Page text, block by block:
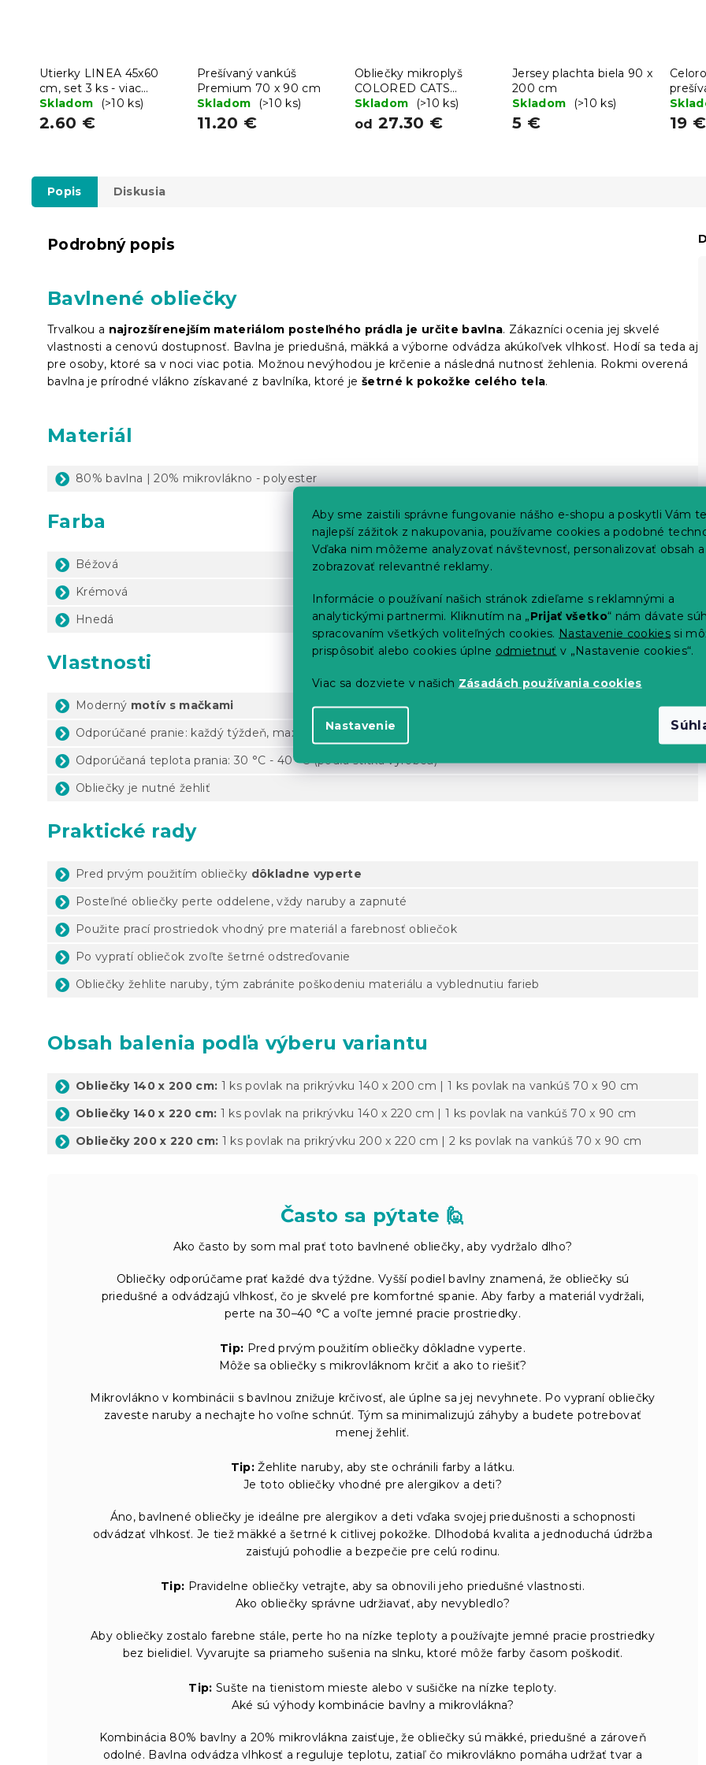
Aby sme zaistili správne fungovanie nášho e-shopu a poskytli Vám
najlepší zážitok z nakupovania, používame cookies a podobné
Vďaka nim môžeme analyzovať návštevnosť, personalizovať obsah a
zobrazovať relevantné reklamy.
Informácie o používaní našich stránok zdieľame s reklamnými a
analytickými partnermi. Kliknutím na „Prijať všetko“ nám dávate
spracovaním všetkých voliteľných cookies. Nastavenie cookies si
prispôsobiť alebo cookies úplne odmietnuť v „Nastavenie cookies“.
Viac sa dozviete v našich Zásadách používania cookies
Nastavenie
Utierky LINEA 45x60
cm, set 3 ks - viac
variantov
Skladom (>10 ks)
2.60 €
Prešívaný vankúš
Premium 70 x 90 cm
Skladom
(>10 ks)
11.20 €
Obliečky mikroplyš
COLORED CATS
krémové
Skladom (>10 ks)
od 27.30 €
Jersey plachta biela 90 x
200 cm
Skladom
(>10 ks)
5 €
s
90
19 €
Popis Diskusia
Podrobný popis
Bavlnené obliečky
Trvalkou a najrozšírenejším materiálom posteľného prádla je určite bavlna. Zákazníci ocenia jej skvelé
vlastnosti a cenovú dostupnosť. Bavlna je priedušná, mäkká a výborne odvádza akúkoľvek vlhkosť. Hodí sa teda aj
pre osoby, ktoré sa v noci viac potia. Možnou nevýhodou je krčenie a následná nutnosť žehlenia. Rokmi overená
bavlna je prírodné vlákno získavané z bavlníka, ktoré ješetrné k pokožke celého tela.
Materiál
80% bavlna | 20% mikrovlákno - polyester
Farba
Béžová
Krémová
Hnedá
Vlastnosti
Moderný motív s mačkami
Odporúčané pranie: každý týždeň, maximálne 1x za 14 dní
Odporúčaná teplota prania: 30 °C - 40 °C (podľa štítka výrobcu)
Obliečky je nutné žehliť
Praktické rady
Pred prvým použitím obliečky dôkladne vyperte
Posteľné obliečky perte oddelene, vždy naruby a zapnuté
Použite prací prostriedok vhodný pre materiál a farebnosť obliečok
Po vypratí obliečok zvoľte šetrné odstreďovanie
Obliečky žehlite naruby, tým zabránite poškodeniu materiálu a vyblednutiu farieb
Obsah balenia podľa výberu variantu
Obliečky 140 x 200 cm: 1 ks povlak na prikrývku 140 x 200 cm | 1 ks povlak na vankúš 70 x 90 cm
Obliečky 140 x 220 cm: 1 ks povlak na prikrývku 140 x 220 cm | 1 ks povlak na vankúš 70 x 90 cm
Obliečky 200 x 220 cm: 1 ks povlak na prikrývku 200 x 220 cm | 2 ks povlak na vankúš 70 x 90 cm
Často sa pýtate 🙋
Ako často by som mal prať toto bavlnené obliečky, aby vydržalo dlho?
Obliečky odporúčame prať každé dva týždne. Vyšší podiel bavlny znamená, že obliečky sú
priedušné a odvádzajú vlhkosť, čo je skvelé pre komfortné spanie. Aby farby a materiál vydržali,
perte na 30–40 °C a voľte jemné pracie prostriedky.
Tip: Pred prvým použitím obliečky dôkladne vyperte.
Môže sa obliečky s mikrovláknom krčiť a ako to riešiť?
Mikrovlákno v kombinácii s bavlnou znižuje krčivosť, ale úplne sa jej nevyhnete. Po vypraní obliečky
zaveste naruby a nechajte ho voľne schnúť. Tým sa minimalizujú záhyby a budete potrebovať
menej žehliť.
Tip: Žehlite naruby, aby ste ochránili farby a látku.
Je toto obliečky vhodné pre alergikov a deti?
Áno, bavlnené obliečky je ideálne pre alergikov a deti vďaka svojej priedušnosti a schopnosti
odvádzať vlhkosť. Je tiež mäkké a šetrné k citlivej pokožke. Dlhodobá kvalita a jednoduchá údržba
zaisťujú pohodlie a bezpečie pre celú rodinu.
Tip: Pravidelne obliečky vetrajte, aby sa obnovili jeho priedušné vlastnosti.
Ako obliečky správne udržiavať, aby nevybledlo?
Aby obliečky zostalo farebne stále, perte ho na nízke teploty a používajte jemné pracie prostriedky
bez bielidiel. Vyvarujte sa priameho sušenia na slnku, ktoré môže farby časom poškodiť.
Tip: Sušte na tienistom mieste alebo v sušičke na nízke teploty.
Aké sú výhody kombinácie bavlny a mikrovlákna?
Kombinácia 80% bavlny a 20% mikrovlákna zaisťuje, že obliečky sú mäkké, priedušné a zároveň
odolné. Bavlna odvádza vlhkosť a reguluje teplotu, zatiaľ čo mikrovlákno pomáha udržať tvar a